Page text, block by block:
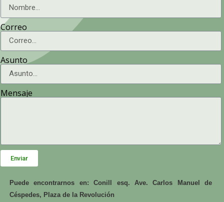
Correo
Asunto
Mensaje
Enviar
Puede encontrarnos en: Conill esq. Ave. Carlos Manuel de
Céspedes, Plaza de la Revolución